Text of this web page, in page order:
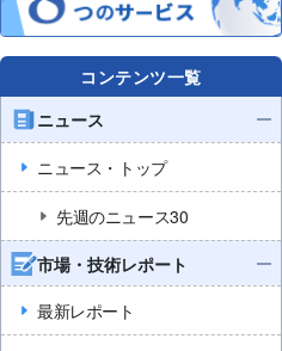
コンテンツ一覧
ニュース
ニュース・トップ
先週のニュース30
市場・技術レポート
最新レポート